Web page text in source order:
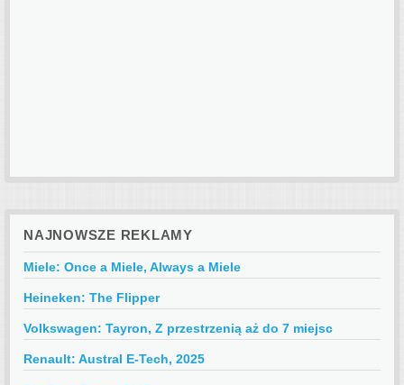
NAJNOWSZE REKLAMY
Miele: Once a Miele, Always a Miele
Heineken: The Flipper
Volkswagen: Tayron, Z przestrzenią aż do 7 miejsc
Renault: Austral E-Tech, 2025